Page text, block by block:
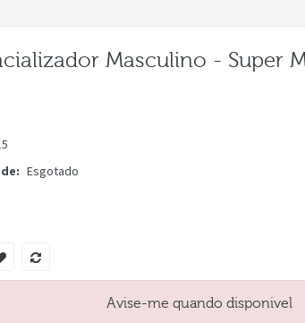
Masculino - Super
Esgotado
Avise-me quando disponivel